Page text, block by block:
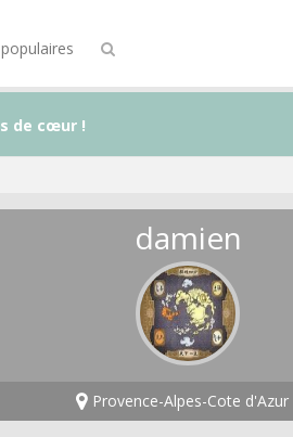
de cœur !
damien
Provence-Alpes-Cote d'Azur